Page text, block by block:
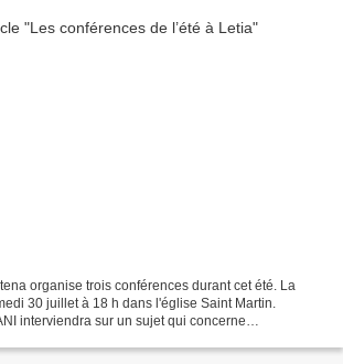
organise trois conférences durant cet été. La
30 juillet à 18 h dans l'église Saint Martin.
interviendra sur un sujet qui concerne